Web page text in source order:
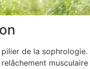
de la sophrologie.
musculaire